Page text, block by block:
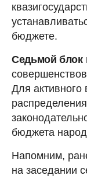
бюджете.
Седьмой блок
Для активного
бюджета
Напомним,
на заседании